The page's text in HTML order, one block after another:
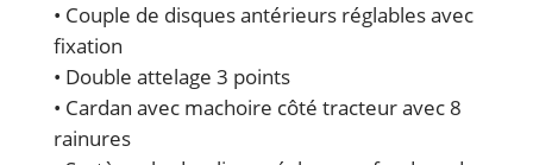
• Couple de disques antérieurs réglables avec
fixation
• Double attelage 3 points
• Cardan avec machoire côté tracteur avec 8
rainures